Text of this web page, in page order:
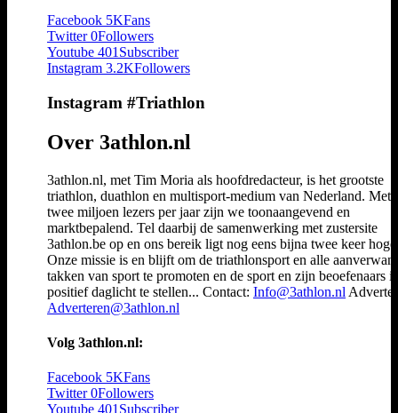
Facebook 5KFans
Twitter 0Followers
Youtube 401 Subscriber
Instagram 3.2KFollowers
Instagram #Triathlon
Over 3athlon.nl
3athlon.nl, met Tim Moria als hoofdredacteur, is het grootste
triathlon, duathlon en multisport-medium van Nederland. Met
twee miljoen lezers per jaar zijn we toonaangevend en
marktbepalend. Tel daarbij de samenwerking met zustersite
3athlon.be op en ons bereik ligt nog eens bijna twee keer
Onze missie is en blijft om de triathlonsport en alle
takken van sport te promoten en de sport en zijn beoefenaars
positief daglicht te stellen... Contact: Info@3athlon.nl
Adverteren@3athlon.nl
Volg 3athlon.nl:
Facebook 5KFans
Twitter 0Followers
Youtube 401 Subscriber